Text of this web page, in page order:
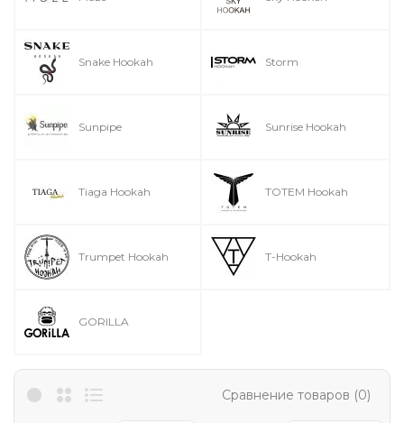
Snake Hookah Storm
Sunpipe Sunrise Hookah
Tiaga Hookah TOTEM Hookah
Trumpet Hookah T-Hookah
GORILLA
Сравнение товаров (0)